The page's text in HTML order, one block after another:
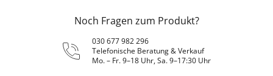
Noch Fragen zum Produkt?
030 677 982 296
Telefonische Beratung & Verkauf
Mo. – Fr. 9–18 Uhr, Sa. 9–17:30 Uhr